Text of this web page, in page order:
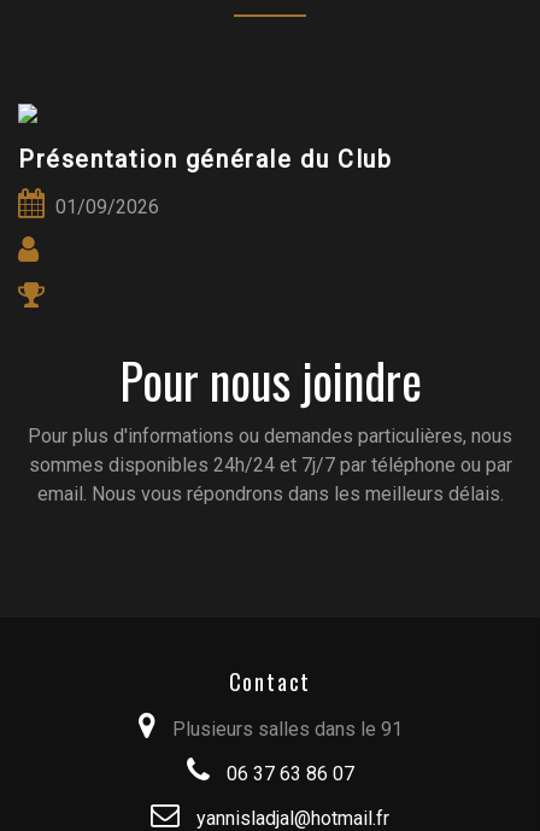
Présentation générale du Club
01/09/2026
Pour nous joindre
Pour plus d'informations ou demandes particulières, nous
sommes disponibles 24h/24 et 7j/7 par téléphone ou par
email. Nous vous répondrons dans les meilleurs délais.
Contact
Plusieurs salles dans le 91
06 37 63 86 07
yannisladjal@hotmail.fr